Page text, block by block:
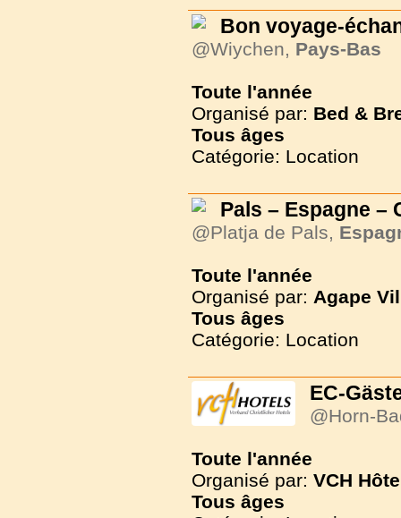
Bon voyage-
@Wiychen, Pays-Bas
Toute l'année
Organisé par: Bed &
Tous âges
Catégorie: Location
Pals – Espagne –
@Platja de Pals,
Toute l'année
Organisé par: Agape
Tous âges
Catégorie: Location
EC-
@Horn-
Toute l'année
Organisé par: VCH
Tous âges